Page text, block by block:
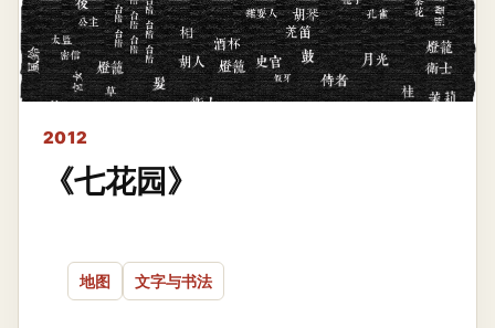
2012
《七花园》
地图 文字与书法